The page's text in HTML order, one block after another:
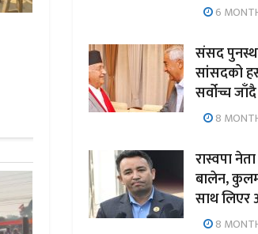
6
संसद
सांसदको
सर्वोच्च
8
रास्वपा
बालेन,
साथ लिएर
8